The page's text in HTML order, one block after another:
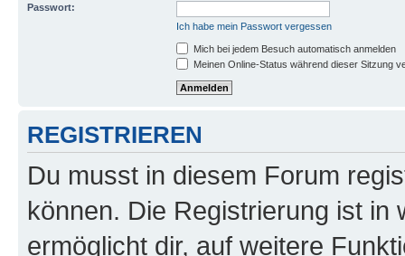
Passwort:
Ich habe mein Passwort vergessen
Mich bei jedem Besuch automatisch anmelden
Meinen Online-Status während dieser Sitzung
REGISTRIEREN
Du musst in diesem Forum
können. Die Registrierung ist in
ermöglicht dir, auf weitere